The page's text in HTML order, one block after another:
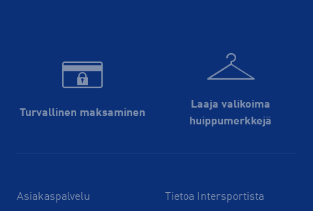
Turvallinen maksaminen
Laaja valikoima
huippu­merkkejä
Asiakaspalvelu
Tietoa Intersportista